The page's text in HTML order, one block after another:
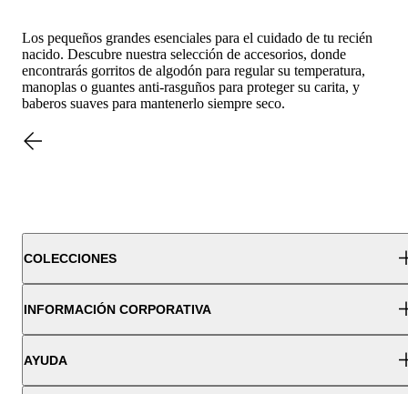
Los pequeños grandes esenciales para el cuidado de tu recién
nacido. Descubre nuestra selección de accesorios, donde
encontrarás gorritos de algodón para regular su temperatura,
manoplas o guantes anti-rasguños para proteger su carita, y
baberos suaves para mantenerlo siempre seco.
COLECCIONES
INFORMACIÓN CORPORATIVA
AYUDA